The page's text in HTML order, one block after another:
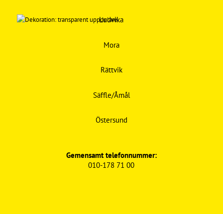
Ludvika
Mora
Rättvik
Säffle/Åmål
Östersund
Gemensamt telefonnummer:
010-178 71 00